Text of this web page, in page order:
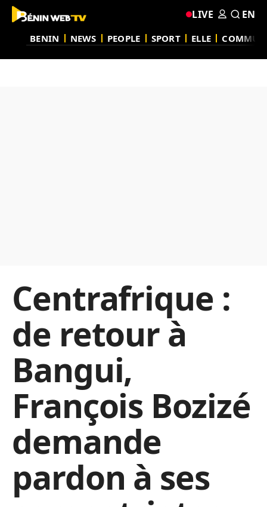
BENIN NEWS PEOPLE SPORT ELLE
LIVE EN
Centrafrique :
de retour à
Bangui,
François Bozizé
demande
pardon à ses